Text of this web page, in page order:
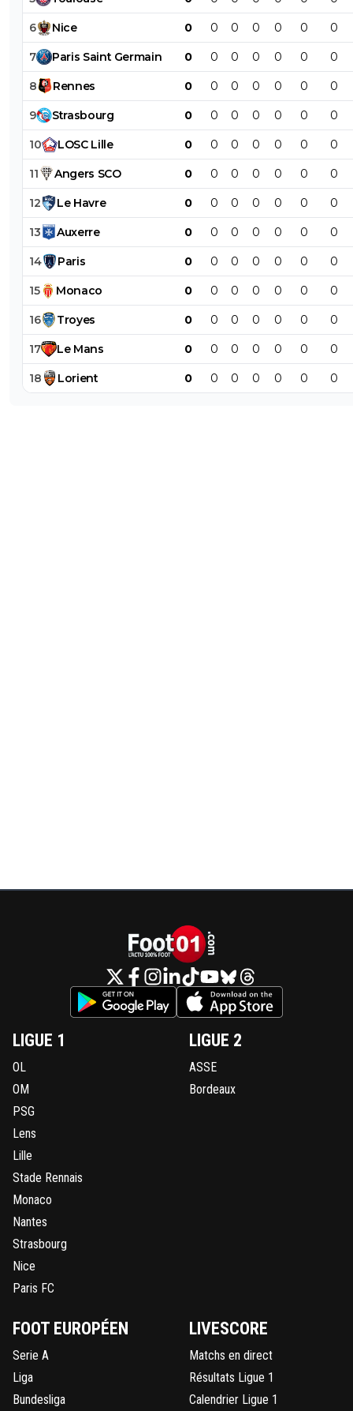
6 Nice 0 0 0 0 0 0 0
7 Paris Saint Germain 0 0 0 0 0 0 0
8 Rennes 0 0 0 0 0 0 0
9 Strasbourg 0 0 0 0 0 0 0
10 LOSC Lille 0 0 0 0 0 0 0
11 Angers SCO 0 0 0 0 0 0 0
12 Le Havre 0 0 0 0 0 0 0
13 Auxerre 0 0 0 0 0 0 0
14 Paris 0 0 0 0 0 0 0
15 Monaco 0 0 0 0 0 0 0
16 Troyes 0 0 0 0 0 0 0
17 Le Mans 0 0 0 0 0 0 0
18 Lorient 0 0 0 0 0 0 0
LIGUE 1
OL
OM
PSG
Lens
Lille
Stade Rennais
Monaco
Nantes
Strasbourg
Nice
Paris FC
LIGUE 2
ASSE
Bordeaux
FOOT EUROPÉEN
Serie A
Liga
Bundesliga
LIVESCORE
Matchs en direct
Résultats Ligue 1
Calendrier Ligue 1